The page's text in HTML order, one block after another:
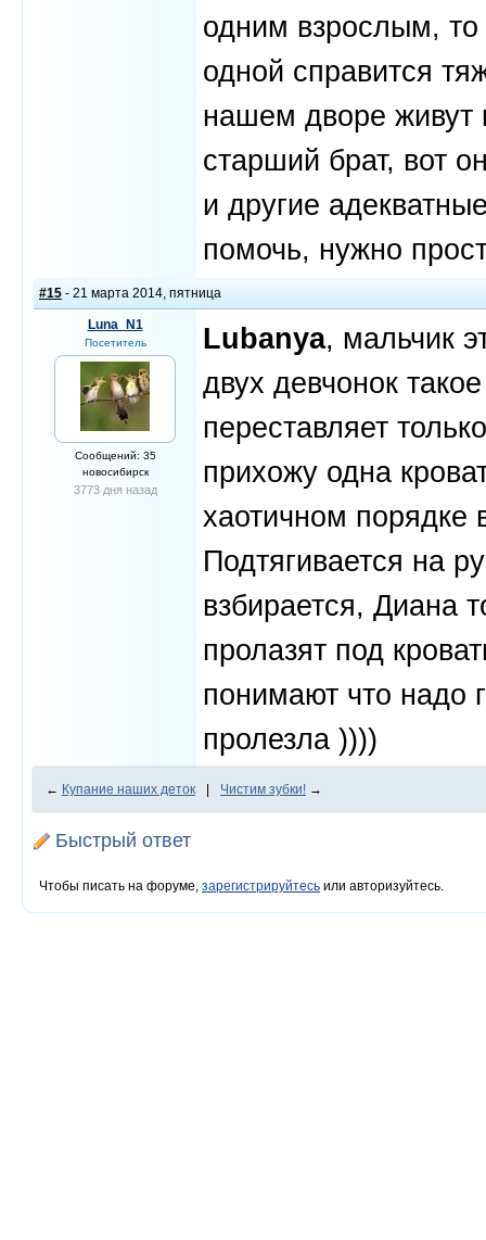
одним взрослым,
одной справится
нашем дворе живут
старший брат, вот
и другие
помочь, нужно
#15 - 21 марта 2014, пятница
Luna_N1
Посетитель
Сообщений: 35
новосибирск
3773 дня назад
Lubanya, мальчик
двух девчонок
переставляет
прихожу одна
хаотичном порядке
Подтягивается на
взбирается, Диана
пролазят под
понимают что надо
пролезла ))))
← Купание наших деток Чистим зубки! →
Быстрый ответ
Чтобы писать на форуме, зарегистрируйтесь или авторизуйтесь.